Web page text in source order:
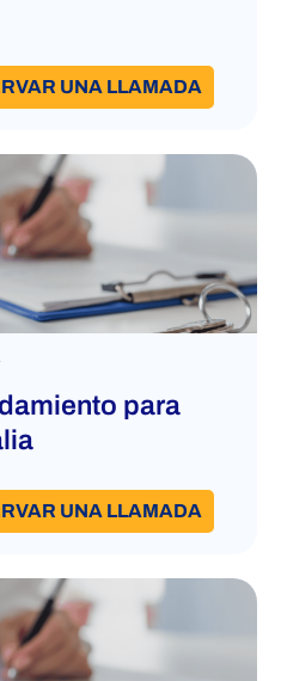
UNA LLAMADA
para
UNA LLAMADA